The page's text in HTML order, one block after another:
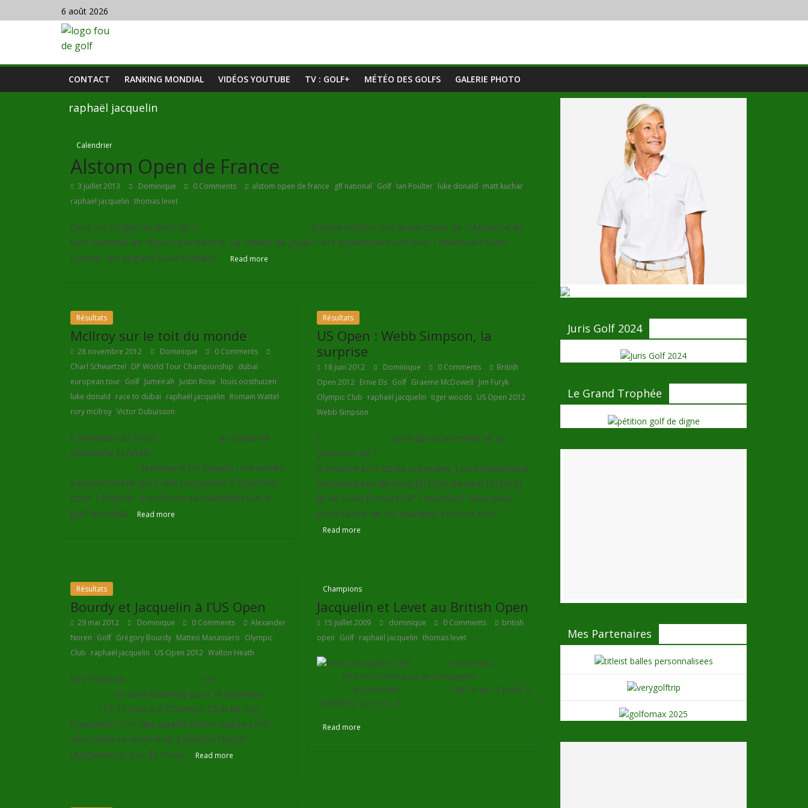
6 août 2026
CONTACT RANKING MONDIAL VIDÉOS YOUTUBE TV : GOLF+ MÉTÉO DES GOLFS GALERIE PHOTO
raphaël jacquelin
Calendrier
Alstom Open de France
3 juillet 2013 Dominique 0 Comments alstom open de france, glf national, Golf, Ian Poulter, luke donald, matt kuchar,
raphaël jacquelin, thomas levet
Du 4 au 7 juillet se déroule l'
, 97ème édition, sur le parcours de L'Albatros du
Golf national en région parisienne. Le champ de joueur est impressionnant avec l'américain Matt
Kuchar, les anglais Luke Donald ...
Read more
Résultats
McIlroy sur le toit du monde
28 novembre 2012 Dominique
0 Comments
Charl Schwartzel, DP World Tour Championship, dubaï,
european tour, Golf, Jumeirah, Justin Rose, louis oosthuizen,
luke donald, race to dubai, raphaël jacquelin, Romain Wattel,
rory mcilroy, Victor Dubuisson
L'irlandais du Nord
a remporté
dimanche la finale
, terminant en beauté une année
exceptionnelle qui l' vue remporter 5 tournois
dont 1 Majeur. Il confirme sa mainmise sur le
golf mondial.
Read more
Résultats
US Open : Webb Simpson, la
surprise
18 juin 2012 Dominique 0 Comments
British
Open 2012, Ernie Els, Golf, Graeme McDowell, Jim Furyk,
Olympic Club, raphaël jacquelin,tiger woods, US Open 2012,
Webb Simpson
L'
vient de se terminer et le
parcours de l
a réservé son lot de surprises. Les éliminations
prématurées de Rory McIlroy (tenant du titre)
et de Luke Donald (N°1 mondial), tous deux
pour cause de cut manqué, en sont une.
Read more
Résultats
Bourdy et Jacquelin à l’US Open
29 mai 2012 Dominique 0 Comments
Alexander
Noren, Golf, Grégory Bourdy, Matteo Manassero, Olympic
Club, raphaël jacquelin, US Open 2012, Walton Heath
Les Français et
se sont qualifiés pour le prochain
(14-17 Juin à à l'Olympic Club de San
Francisco), lors des qualifications qui se sont
déroulées ce week end à Walton Heath
(Angleterre), sur 36 trous.
Read more
Champions
Jacquelin et Levet au British Open
15 juillet 2009 dominique 0 Comments
british
open, Golf, raphaël jacquelin,thomas levet
Finalement,
sera en Ecosse pour accompagner
au prochain
, du 16 au 19 juillet à
Turnberry. Sur le li [...]
Read more
Juris Golf 2024
Le Grand Trophée
Mes Partenaires